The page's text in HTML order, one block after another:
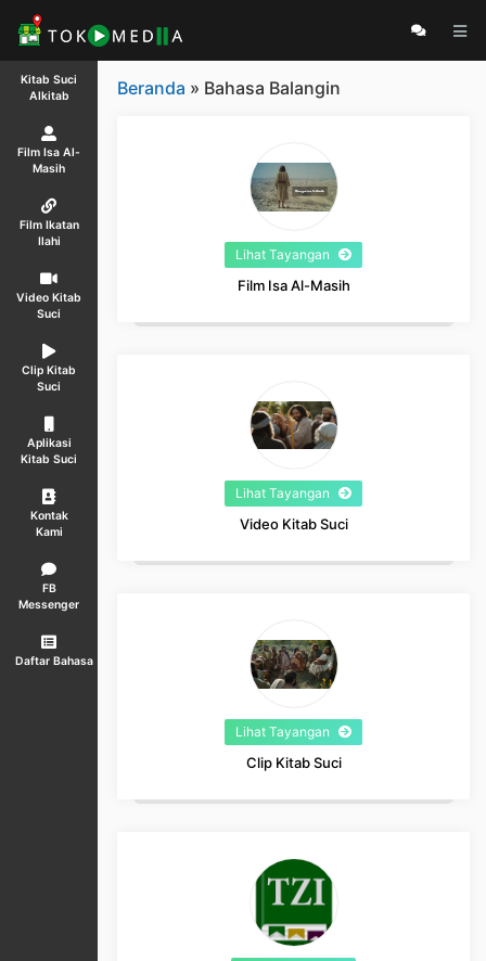
Kitab Suci
Alkitab
Film Isa Al-
Masih
Film Ikatan
Ilahi
Video Kitab
Suci
Clip Kitab
Suci
Aplikasi
Kitab Suci
Kontak
Kami
FB
Messenger
Daftar Bahasa
Beranda » Bahasa Balangin
Lihat Tayangan
Film Isa Al-Masih
Lihat Tayangan
Video Kitab Suci
Lihat Tayangan
Clip Kitab Suci